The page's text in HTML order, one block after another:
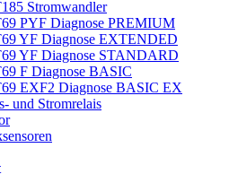
Stromwandler
PYF Diagnose PREMIUM
YF Diagnose EXTENDED
YF Diagnose STANDARD
F Diagnose BASIC
EXF2 Diagnose BASIC EX
und Stromrelais